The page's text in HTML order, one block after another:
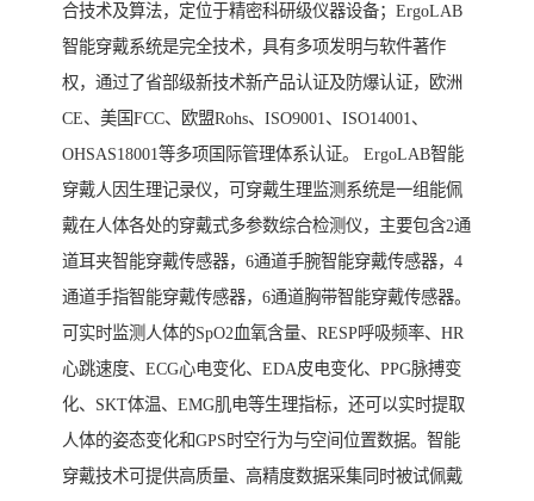
合技术及算法，定位于精密科研级仪器设备；ErgoLAB
智能穿戴系统是完全技术，具有多项发明与软件著作
权，通过了省部级新技术新产品认证及防爆认证，欧洲
CE、美国FCC、欧盟Rohs、ISO9001、ISO14001、
OHSAS18001等多项国际管理体系认证。 ErgoLAB智能
穿戴人因生理记录仪，可穿戴生理监测系统是一组能佩
戴在人体各处的穿戴式多参数综合检测仪，主要包含2通
道耳夹智能穿戴传感器，6通道手腕智能穿戴传感器，4
通道手指智能穿戴传感器，6通道胸带智能穿戴传感器。
可实时监测人体的SpO2血氧含量、RESP呼吸频率、HR
心跳速度、ECG心电变化、EDA皮电变化、PPG脉搏变
化、SKT体温、EMG肌电等生理指标，还可以实时提取
人体的姿态变化和GPS时空行为与空间位置数据。智能
穿戴技术可提供高质量、高精度数据采集同时被试佩戴